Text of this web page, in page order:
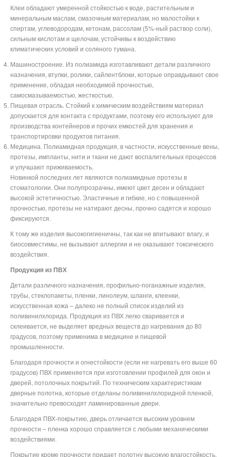
Клеи обладают умеренной стойкостью к воде, растительным и
минеральным маслам, смазочным материалам, но малостойки к
спиртам, углеводородам, кетонам, рассолам (5%-ный раствор соли),
сильным кислотам и щелочам, устойчивы к воздействию
климатических условий и соляного тумана.
Машиностроение. Из полиамида изготавливают детали различного
назначения, втулки, ролики, сайлентблоки, которые оправдывают свое
применение, обладая необходимой прочностью,
самосмазываемостью, жесткостью.
Пищевая отрасль. Стойкий к химическим воздействиям материал
допускается для контакта с продуктами, поэтому его используют для
производства контейнеров и прочих емкостей для хранения и
транспортировки продуктов питания.
Медицина. Полиамидная продукция, в частности, искусственные вены,
протезы, импланты, нити и ткани не дают воспалительных процессов
и улучшают приживаемость.
Новинкой последних лет являются полиамидные протезы в
стоматологии. Они полупрозрачны, имеют цвет десен и обладают
высокой эстетичностью. Эластичные и гибкие, но с повышенной
прочностью, протезы не натирают десны, прочно садятся и хорошо
фиксируются.
К тому же изделия высокогигиеничны, так как не впитывают влагу, и
биосовместимы, не вызывают аллергии и не оказывают токсического
воздействия.
Продукция из ПВХ
Детали различного назначения, профильно-поганажные изделия,
трубы, стеклопакеты, пленки, линолеум, шланги, клеенки,
искусственная кожа – далеко не полный список изделий из
поливинилхлорида. Продукция из ПВХ легко сваривается и
склеивается, не выделяет вредных веществ до нагревания до 80
градусов, поэтому применима в медицине и пищевой
промышленности.
Благодаря прочности и огнестойкости (если не нагревать его выше 60
градусов) ПВХ применяется при изготовлении профилей для окон и
дверей, потолочных покрытий. По техническим характеристикам
дверные полотна, которые отделаны поливинилхлоридной пленкой,
значительно превосходят ламинированные двери.
Благодаря ПВХ-покрытию, дверь отличается высоким уровнем
прочности – пленка хорошо справляется с любыми механическими
воздействиями.
Покрытие кроме прочности придает полотну высокую влагостойкость.